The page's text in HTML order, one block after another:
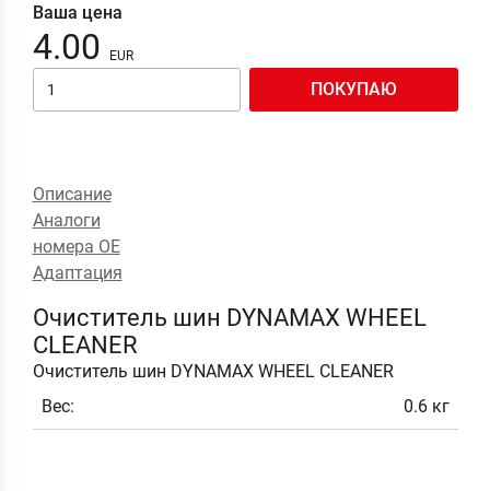
Ваша цена
4.00
ПОКУПАЮ
Описание
Аналоги
номера ОЕ
Адаптация
Очиститель шин DYNAMAX WHEEL
CLEANER
Очиститель шин DYNAMAX WHEEL CLEANER
Вес:
0.6 кг